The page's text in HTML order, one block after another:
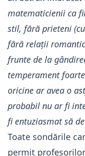
matematicienii ca
stil, fără prieteni
fără relații
frunte de la
temperament
oricine ar avea o
probabil nu ar fi
fi entuziasmat să
Toate sondările
permit